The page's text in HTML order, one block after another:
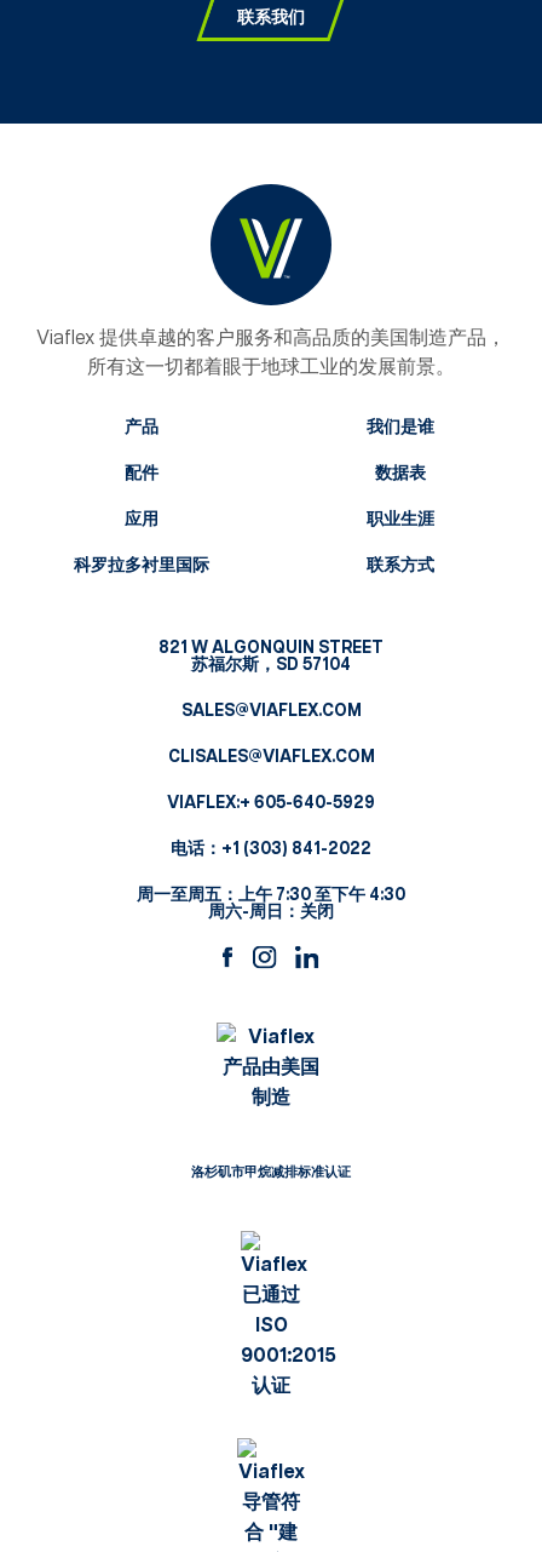
联系我们
Viaflex 提供卓越的客户服务和高品质的美国制造产品，
所有这一切都着眼于地球工业的发展前景。
产品
配件
应用
科罗拉多衬里国际
我们是谁
数据表
职业生涯
联系方式
821 W ALGONQUIN STREET
苏福尔斯，SD 57104
SALES@VIAFLEX.COM
CLISALES@VIAFLEX.COM
VIAFLEX:+ 605-640-5929
电话： +1 (303) 841-2022
周一至周五：上午 7:30 至下午 4:30
周六-周日：关闭
洛杉矶市甲烷减排标准认证